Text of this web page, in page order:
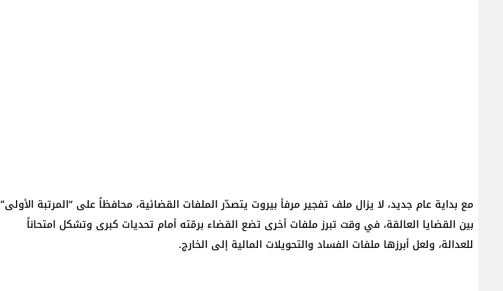
مع بداية عام جديد، لا يزال ملف تفجير مرفأ بيروت يتصدّر الملفات القضائية، محافظاً على “المرتبة الأولى”
بين القضايا العالقة، في وقت تبرز ملفات أخرى تضع القضاء برمّته أمام تحديات كبرى وتشكل امتحاناً
للعدالة، ولعل أبرزها ملفات الفساد والتحويلات المالية إلى الخارج.